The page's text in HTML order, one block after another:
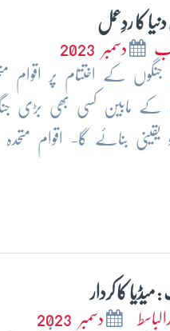
کا ردِعمل
دسمبر 2023
جنگوں کے اختتام پر
کے مابین کسی بھی بڑی
یقینی بنائے گا- اقوام
میڈیا کا کردار
دسمبر 2023